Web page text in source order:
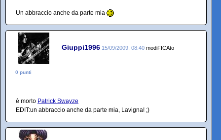
Un abbraccio anche da parte mia
Giuppi1996 15/09/2009, 08:40 modiFICAto
0 punti
è morto Patrick Swayze
EDIT:un abbraccio anche da parte mia, Lavigna! ;)